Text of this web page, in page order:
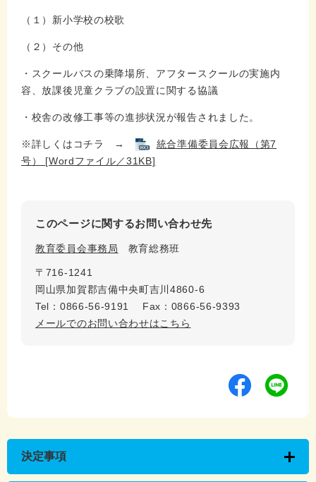
（１）新小学校の校歌
（２）その他
・スクールバスの乗降場所、アフタースクールの実施内
容、放課後児童クラブの設置に関する協議
・校舎の改修工事等の進捗状況が報告されました。
※詳しくはコチラ →
統合準備委員会広報（第7
号） [Wordファイル／31KB]
このページに関するお問い合わせ先
教育委員会事務局 教育総務班
〒716-1241
岡山県加賀郡吉備中央町吉川4860-6
Tel：0866-56-9191
Fax：0866-56-9393
メールでのお問い合わせはこちら
決定事項